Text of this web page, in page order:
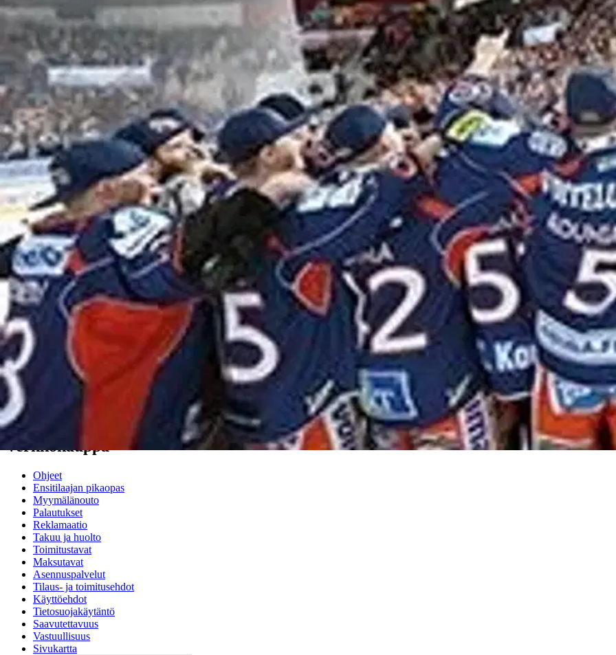
Tuotekuvaus
Jääkiekon SM-liiga on valtakunnan johtava jalokivihiomo, kivikova ammattilaisliiga, jossa tehdään timantteja. LAUKAUKSIA-kirjassa
jääkiekkovalokuvaaja Jukka Rautio on tottunut olemaan siellä, missä timantit tehdään ja hiotaan. Rautio kameroineen on tuttu näky
SM-liigakauden 2015-16 mieleenpainuvimmat hetket, kirkkaimmat tähdet ja näyttävimmät valokuvat. LAUKAUKSIA-kirjan konsepti on
laadun takeena ovat areenoiden katonrajaan asennetut salamavalot. Hyvät kuvat tarvitsevat tuekseen tarinoita. LAUKAUKSIA-kirjan
johtavien jääkiekkojournalistien JP Mikolan ja Marko Leppäsen käsialaa. Urheiluun kuuluu palava halu kehittyä ja tulla paremmaksi.
tuskaa ja tunteenpurkauksia - aivan kuin istuisit itse vaihtopenkillä.
Näytä lisää tuotekuvausta
Ominaisuudet
Oletko tyytyväinen tuotetietoihin?
Ovatko tuotetiedot riittävät? Jos tuotetiedoissa on puutteita tai niitä voisi muuten parantaa, anna palautetta.
Anna palautetta,Avautuu uuteen välilehteen
Ilmainen palautus 30 päivää.*
Nouto myymälästä ilman toimituskuluja.
Asiakasomistajalle Bonusta jopa 5 %.*
Verkkokauppa
Ohjeet
Ensitilaajan pikaopas
Myymälänouto
Palautukset
Reklamaatio
Takuu ja huolto
Toimitustavat
Maksutavat
Asennuspalvelut
Tilaus- ja toimitusehdot
Käyttöehdot
Tietosuojakäytäntö
Saavutettavuus
Vastuullisuus
Sivukartta